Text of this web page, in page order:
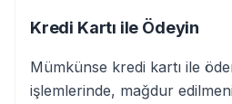
Kredi Kartı ile Ödeyin
Mümkünse kredi kartı ile
işlemlerinde, mağdur